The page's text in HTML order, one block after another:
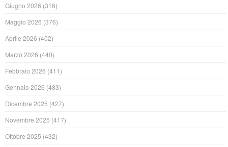
Giugno 2026 (316)
Maggio 2026 (376)
Aprile 2026 (402)
Marzo 2026 (440)
Febbraio 2026 (411)
Gennaio 2026 (483)
Dicembre 2025 (427)
Novembre 2025 (417)
Ottobre 2025 (432)